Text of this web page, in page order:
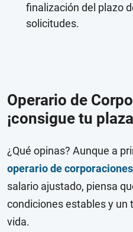
finalización del plazo
solicitudes.
Operario de
¡consigue tu
¿Qué opinas? Aunque a
operario de
salario ajustado, piensa
condiciones estables y un
vida.